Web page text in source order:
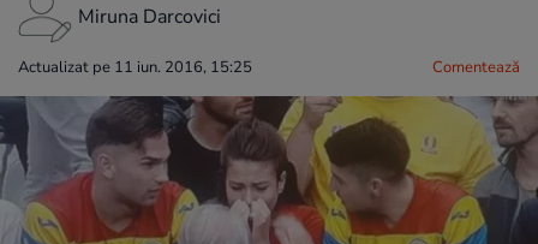
Miruna Darcovici
Actualizat pe 11 iun. 2016, 15:25 Comentează